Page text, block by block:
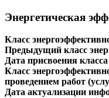
Энергетическая
Класс
Предыдущий класс
Дата присвоения
Класс
проведением работ
Дата актуализации